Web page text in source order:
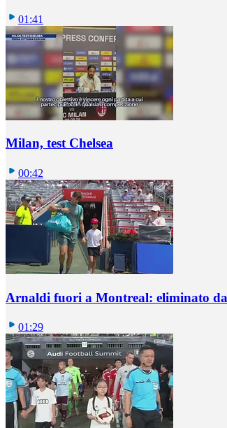
01:41
Milan, test Chelsea
00:42
Arnaldi fuori a Montreal: eliminato
01:29